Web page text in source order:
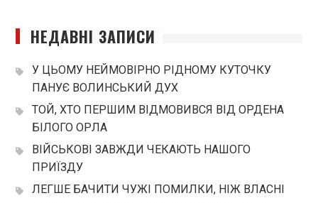
НЕДАВНІ ЗАПИСИ
У ЦЬОМУ НЕЙМОВІРНО РІДНОМУ КУТОЧКУ
ПАНУЄ ВОЛИНСЬКИЙ ДУХ
ТОЙ, ХТО ПЕРШИМ ВІДМОВИВСЯ ВІД ОРДЕНА
БІЛОГО ОРЛА
ВІЙСЬКОВІ ЗАВЖДИ ЧЕКАЮТЬ НАШОГО
ПРИЇЗДУ
ЛЕГШЕ БАЧИТИ ЧУЖІ ПОМИЛКИ, НІЖ ВЛАСНІ